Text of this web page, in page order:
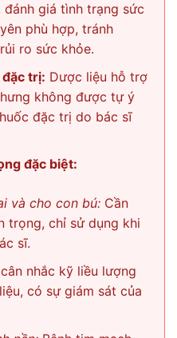
đánh giá tình trạng sức
phù hợp, tránh
ro sức khỏe.
trị: Dược liệu hỗ trợ
không được tự ý
đặc trị do bác sĩ
đặc biệt:
và cho con bú:Cần
trọng, chỉ sử dụng khi
sĩ.
nhắc kỹ liều lượng
có sự giám sát của